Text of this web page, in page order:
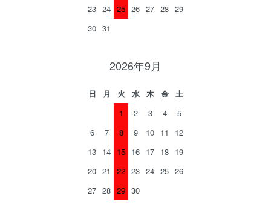
23 24 25 26 27 28 29
30 31
2026年9月
日 月 火 水 木 金
土
1
2 3 4
5
6
7 8 9 10 11
12
13 14 15 16 17 18 19
20 21 22 23 24 25 26
27 28 29 30